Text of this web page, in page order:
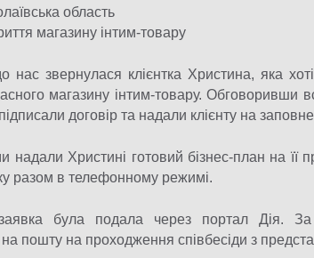
область
магазину інтим-товару
нас звернулася клієнтка Христина, яка
магазину інтим-товару. Обговоривши
договір та надали клієнту на
надали Христині готовий бізнес-план на
разом в телефонному режимі.
була подала через портал Дія. За
пошту на проходження співбесіди з